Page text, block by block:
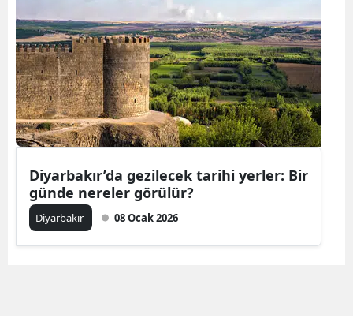
Diyarbakır’da gezilecek tarihi yerler: Bir
günde nereler görülür?
Diyarbakır 08 Ocak 2026